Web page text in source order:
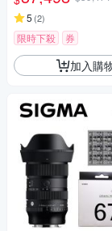
鏡 大三元
5 (2)
限時下殺 券
加入購